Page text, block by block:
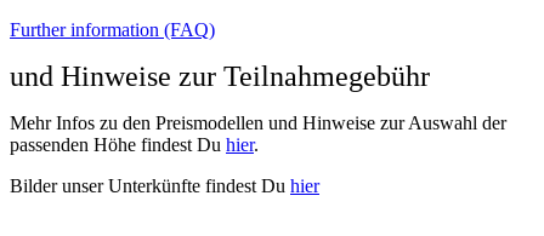
Further information (FAQ)
und Hinweise zur Teilnahmegebühr
Mehr Infos zu den Preismodellen und Hinweise zur Auswahl der
passenden Höhe findest Du hier.
Bilder unser Unterkünfte findest Du hier